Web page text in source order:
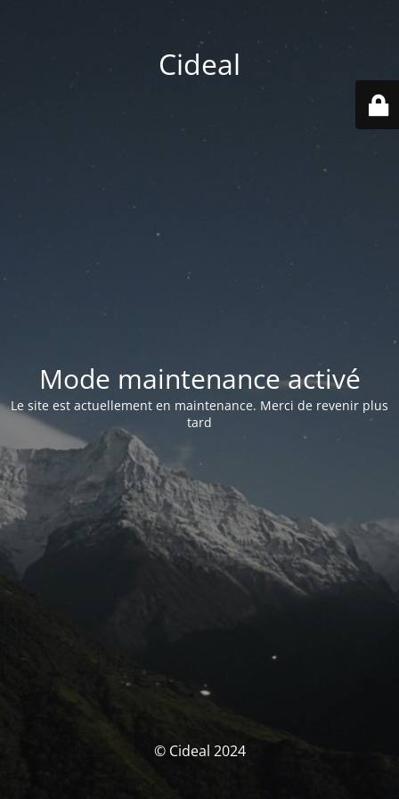
Cideal
Mode maintenance activé
Le site est actuellement en maintenance. Merci de revenir plus
tard
© Cideal 2024